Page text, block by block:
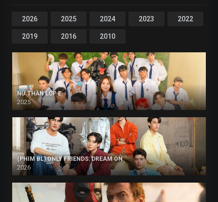
2026 2025 2024 2023 2022
2019 2016 2010
NỮ THẦN LỚP E
2025
(PHIM BL) ONLY FRIENDS: DREAM ON
2026